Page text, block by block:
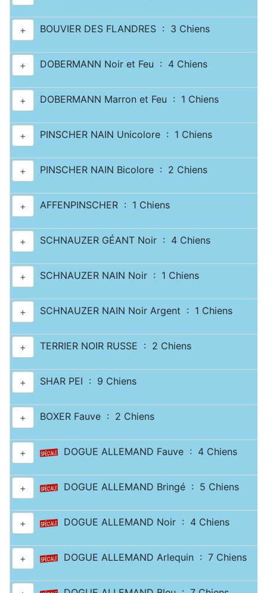
+ BOUVIER DES FLANDRES : 3 Chiens
+ DOBERMANN Noir et Feu : 4 Chiens
+ DOBERMANN Marron et Feu : 1 Chiens
+ PINSCHER NAIN Unicolore : 1 Chiens
+ PINSCHER NAIN Bicolore : 2 Chiens
+ AFFENPINSCHER : 1 Chiens
+ SCHNAUZER GÉANT Noir : 4 Chiens
+ SCHNAUZER NAIN Noir : 1 Chiens
+ SCHNAUZER NAIN Noir Argent : 1 Chiens
+ TERRIER NOIR RUSSE : 2 Chiens
+ SHAR PEI : 9 Chiens
+ BOXER Fauve : 2 Chiens
+ DOGUE ALLEMAND Fauve : 4 Chiens
+ DOGUE ALLEMAND Bringé : 5 Chiens
+ DOGUE ALLEMAND Noir : 4 Chiens
+ DOGUE ALLEMAND Arlequin : 7 Chiens